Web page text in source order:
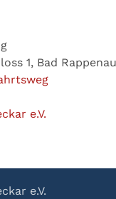
1, Bad
e.V.
e.V.